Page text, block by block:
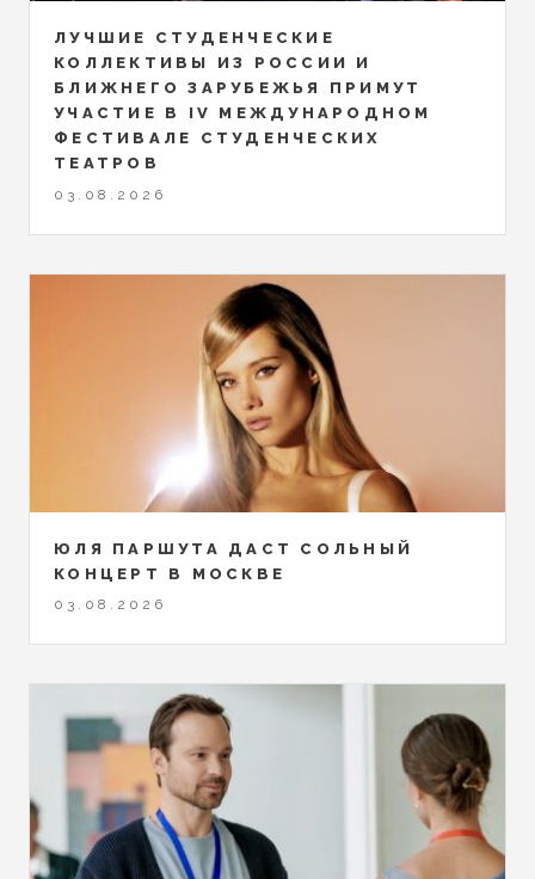
ЛУЧШИЕ СТУДЕНЧЕСКИЕ
КОЛЛЕКТИВЫ ИЗ РОССИИ И
БЛИЖНЕГО ЗАРУБЕЖЬЯ ПРИМУТ
УЧАСТИЕ В IV МЕЖДУНАРОДНОМ
ФЕСТИВАЛЕ СТУДЕНЧЕСКИХ
ТЕАТРОВ
03.08.2026
ЮЛЯ ПАРШУТА ДАСТ СОЛЬНЫЙ
КОНЦЕРТ В МОСКВЕ
03.08.2026